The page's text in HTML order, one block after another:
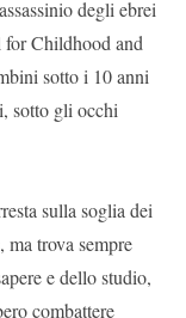
degli ebrei
for Childhood and
sotto i 10 anni
sotto gli occhi
sulla soglia dei
trova sempre
e dello studio,
combattere